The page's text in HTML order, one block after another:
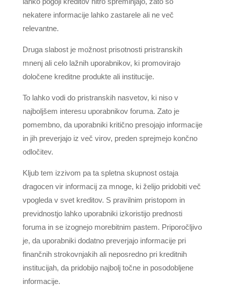
nekatere informacije lahko zastarele ali ne več
relevantne.
Druga slabost je možnost prisotnosti pristranskih
mnenj ali celo lažnih uporabnikov, ki promovirajo
določene kreditne produkte ali institucije.
To lahko vodi do pristranskih nasvetov, ki niso v
najboljšem interesu uporabnikov foruma. Zato je
pomembno, da uporabniki kritično presojajo informacije
in jih preverjajo iz več virov, preden sprejmejo končno
odločitev.
Kljub tem izzivom pa ta spletna skupnost ostaja
dragocen vir informacij za mnoge, ki želijo pridobiti več
vpogleda v svet kreditov. S pravilnim pristopom in
previdnostjo lahko uporabniki izkoristijo prednosti
foruma in se izognejo morebitnim pastem. Priporočljivo
je, da uporabniki dodatno preverjajo informacije pri
finančnih strokovnjakih ali neposredno pri kreditnih
institucijah, da pridobijo najbolj točne in posodobljene
informacije.